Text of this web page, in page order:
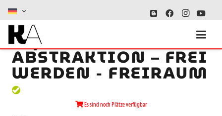
Experiment
ABSTRAKTION – FREI
WERDEN - FREIRAUM
Es sind noch Plätze verfügbar